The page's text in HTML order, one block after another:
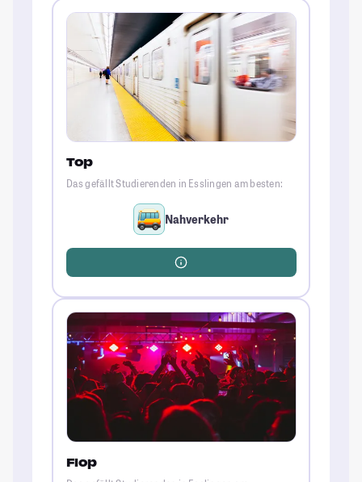
Top
Das gefällt Studierenden in Esslingen am besten:
Nahverkehr
Flop